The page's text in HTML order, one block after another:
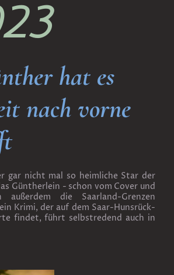
hat es
nach vorne
gar nicht mal so heimliche Star der
Güntherlein - schon vom Cover und
außerdem die Saarland-Grenzen
Krimi, der auf dem Saar-Hunsrück-
findet, führt selbstredend auch in